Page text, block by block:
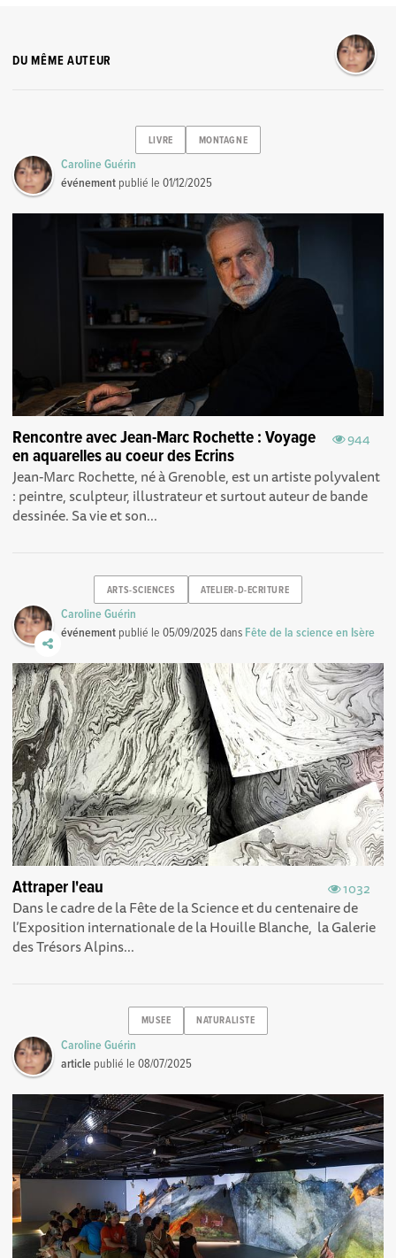
DU MÊME AUTEUR
LIVRE MONTAGNE
Caroline Guérin
événement publié le01/12/2025
944
Rencontre avec Jean-Marc Rochette : Voyage
en aquarelles au coeur des Ecrins
Jean-Marc Rochette, né à Grenoble, est un artiste polyvalent
: peintre, sculpteur, illustrateur et surtout auteur de bande
dessinée. Sa vie et son...
ARTS-SCIENCES ATELIER-D-ECRITURE
Caroline Guérin
événement publié le05/09/2025dans Fête de la science en Isère
1032
Attraper l'eau
Dans le cadre de la Fête de la Science et du centenaire de
l’Exposition internationale de la Houille Blanche, la Galerie
des Trésors Alpins...
MUSEE NATURALISTE
Caroline Guérin
article publié le08/07/2025